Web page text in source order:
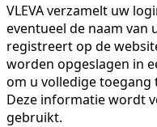
VLEVA verzamelt uw
eventueel de naam van
registreert op de
worden opgeslagen in
om u volledige toegang
Deze informatie wordt
gebruikt.